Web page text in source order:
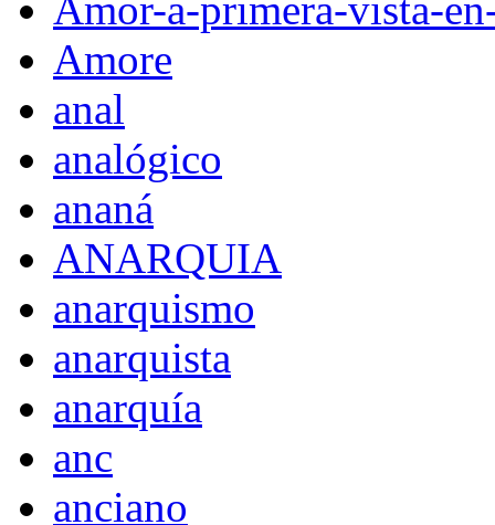
Amor-a-primera-vista-
Amore
anal
analógico
ananá
ANARQUIA
anarquismo
anarquista
anarquía
anc
anciano